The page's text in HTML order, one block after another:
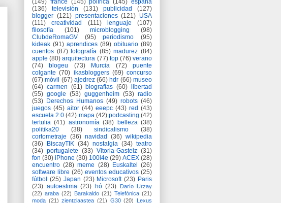
(149) france (145) polírica (145) españa
(136)
televisión (131) publicidad
(127)
blogger (121) presentaciones (121) USA
(111)
creatividad (111) lenguaje
(107)
filosofía
(101) microblogging
(98)
ClubdeRomaGV
(95) periodismo
(95)
kideak (91) aprendices (89) obituario (89)
cuentos (87) fotografía (85) madurez (84)
apple (80) arquitectura (77) top (76) verano
(74)
blogeu (73) Murcia (72)
puente
colgante (70) ikasbloggers (69) concurso
(67) móvil (67) ajedrez (66) hdr (66) museo
(64) carmen (61) biografías (60)
libertad
(55) google (53) guggenheim (53) radio
(53) Derechos Humanos (49) robots (46)
juegos (45) aitor (44) eeepc (43) red (43)
escuela 2.0 (42) mapa (42) podcasting (42)
tertulia (41) astronomía (38) belleza (38)
politika20
(38) sindicalismo
(38)
cortometraje (36) navidad (36) wikipedia
(36)
BiscayTIK (34) nostalgia (34) teatro
(34) portugalete (33) Vitoria-Gasteiz (31)
fon (30) iPhone (30) 100i4e (29) ACEX (28)
encuentro (28) meme (28) Euskaltel
(26)
software libre (26) eventos educativos (25)
fútbol (25) Japan (23) Microsoft (23) Paris
(23) autoestima (23) hó (23)
Darío Urzay
(22) araba (22) Barakaldo (21) Telefónica (21)
moda (21) zientziaastea (21) G30 (20)
Lexus